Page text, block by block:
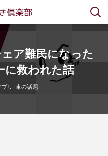
ア難民になった
に救われた話
リ 車の話題